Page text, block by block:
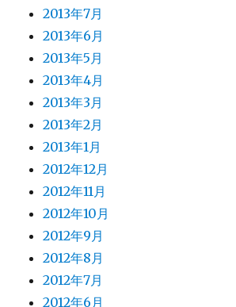
2013年7月
2013年6月
2013年5月
2013年4月
2013年3月
2013年2月
2013年1月
2012年12月
2012年11月
2012年10月
2012年9月
2012年8月
2012年7月
2012年6月